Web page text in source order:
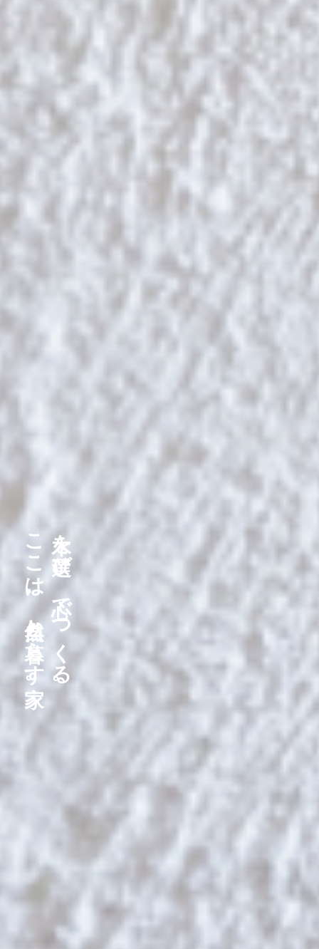
木を選び、心でつくる。
ここは、自然と暮らす家。